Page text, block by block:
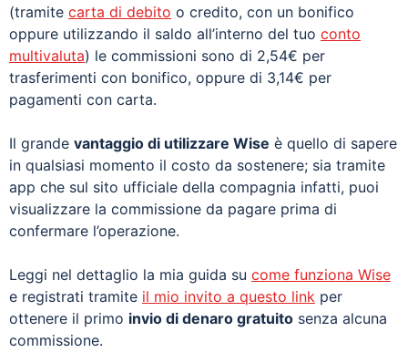
(tramite carta di debito o credito, con un bonifico
oppure utilizzando il saldo all’interno del tuo conto
multivaluta) le commissioni sono di 2,54€ per
trasferimenti con bonifico, oppure di 3,14€ per
pagamenti con carta.
Il grande vantaggio di utilizzare Wise è quello di sapere
in qualsiasi momento il costo da sostenere; sia tramite
app che sul sito ufficiale della compagnia infatti, puoi
visualizzare la commissione da pagare prima di
confermare l’operazione.
Leggi nel dettaglio la mia guida su come funziona Wise
e registrati tramite il mio invito a questo link per
ottenere il primo invio di denaro gratuito senza alcuna
commissione.